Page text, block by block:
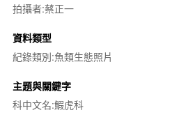
拍攝者:蔡正一
資料類型
紀錄類別:魚類生態照片
主題與關鍵字
科中文名:鰕虎科